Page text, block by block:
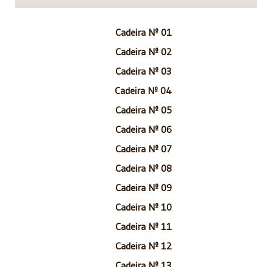
Cadeira Nº 01
Cadeira Nº 02
Cadeira Nº 03
Cadeira Nº 04
Cadeira Nº 05
Cadeira Nº 06
Cadeira Nº 07
Cadeira Nº 08
Cadeira Nº 09
Cadeira Nº 10
Cadeira Nº 11
Cadeira Nº 12